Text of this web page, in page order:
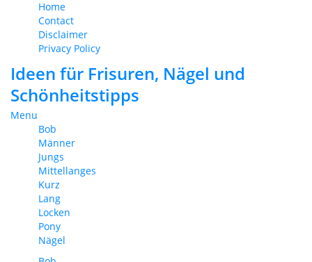
Home
Contact
Disclaimer
Privacy Policy
Ideen für Frisuren, Nägel und
Schönheitstipps
Menu
Bob
Männer
Jungs
Mittellanges
Kurz
Lang
Locken
Pony
Nägel